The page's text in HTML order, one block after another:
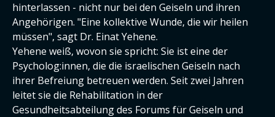
hinterlassen - nicht nur bei den Geiseln und ihren
Angehörigen. "Eine kollektive Wunde, die wir heilen
müssen", sagt Dr. Einat Yehene.
Yehene weiß, wovon sie spricht: Sie ist eine der
Psycholog:innen, die die israelischen Geiseln nach
ihrer Befreiung betreuen werden. Seit zwei Jahren
leitet sie die Rehabilitation in der
Gesundheitsabteilung des Forums für Geiseln und